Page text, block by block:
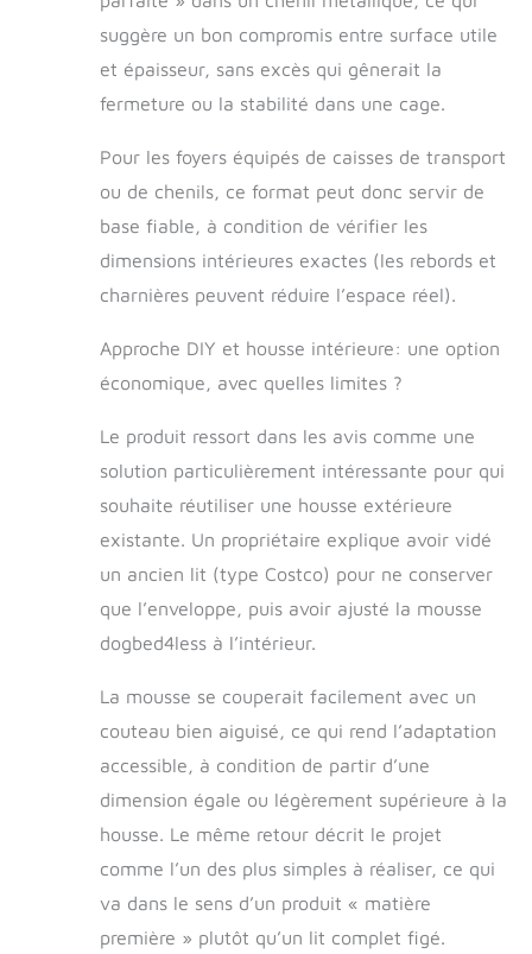
suggère un bon compromis entre surface utile
et épaisseur, sans excès qui gênerait la
fermeture ou la stabilité dans une cage.
Pour les foyers équipés de caisses de transport
ou de chenils, ce format peut donc servir de
base fiable, à condition de vérifier les
dimensions intérieures exactes (les rebords et
charnières peuvent réduire l’espace réel).
Approche DIY et housse intérieure: une option
économique, avec quelles limites ?
Le produit ressort dans les avis comme une
solution particulièrement intéressante pour qui
souhaite réutiliser une housse extérieure
existante. Un propriétaire explique avoir vidé
un ancien lit (type Costco) pour ne conserver
que l’enveloppe, puis avoir ajusté la mousse
dogbed4less à l’intérieur.
La mousse se couperait facilement avec un
couteau bien aiguisé, ce qui rend l’adaptation
accessible, à condition de partir d’une
dimension égale ou légèrement supérieure à la
housse. Le même retour décrit le projet
comme l’un des plus simples à réaliser, ce qui
va dans le sens d’un produit « matière
première » plutôt qu’un lit complet figé.